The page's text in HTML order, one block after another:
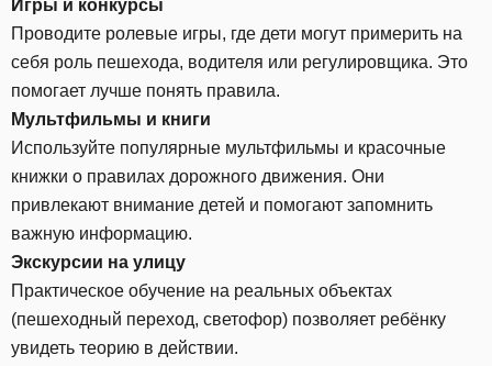
Игры и конкурсы
Проводите ролевые игры, где дети могут примерить на
себя роль пешехода, водителя или регулировщика. Это
помогает лучше понять правила.
Мультфильмы и книги
Используйте популярные мультфильмы и красочные
книжки о правилах дорожного движения. Они
привлекают внимание детей и помогают запомнить
важную информацию.
Экскурсии на улицу
Практическое обучение на реальных объектах
(пешеходный переход, светофор) позволяет ребёнку
увидеть теорию в действии.